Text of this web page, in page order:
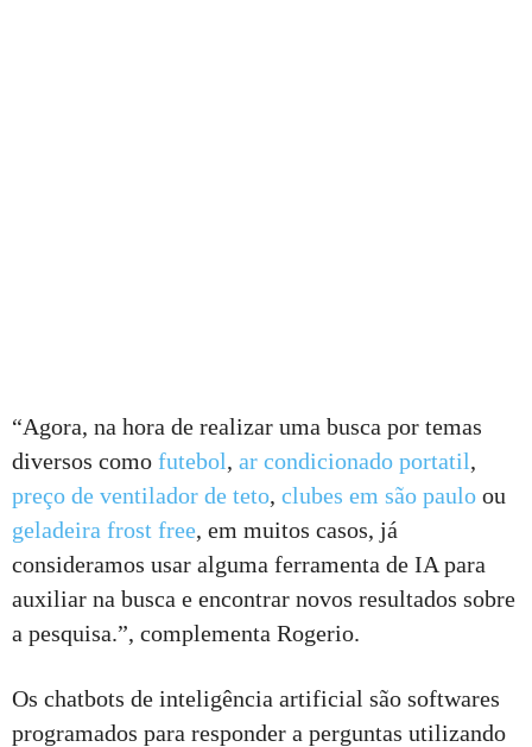
“Agora, na hora de realizar uma busca por temas
diversos como futebol, ar condicionado portatil,
preço de ventilador de teto, clubes em são paulo ou
geladeira frost free, em muitos casos, já
consideramos usar alguma ferramenta de IA para
auxiliar na busca e encontrar novos resultados sobre
a pesquisa.”, complementa Rogerio.
Os chatbots de inteligência artificial são softwares
programados para responder a perguntas utilizando